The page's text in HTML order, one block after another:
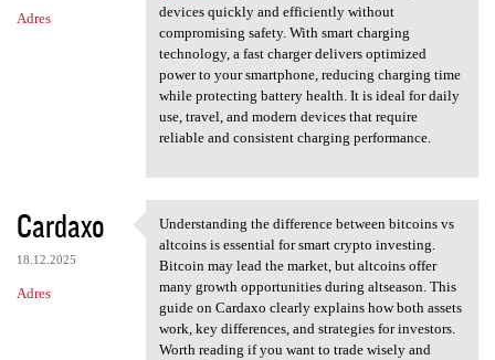
Adres
devices quickly and efficiently without
compromising safety. With smart charging
technology, a fast charger delivers optimized
power to your smartphone, reducing charging time
while protecting battery health. It is ideal for daily
use, travel, and modern devices that require
reliable and consistent charging performance.
Cardaxo
18.12.2025
Adres
Understanding the difference
Understanding the difference between bitcoins vs
altcoins is essential for smart crypto investing.
Bitcoin may lead the market, but altcoins offer
many growth opportunities during altseason. This
guide on Cardaxo clearly explains how both assets
work, key differences, and strategies for investors.
Worth reading if you want to trade wisely and